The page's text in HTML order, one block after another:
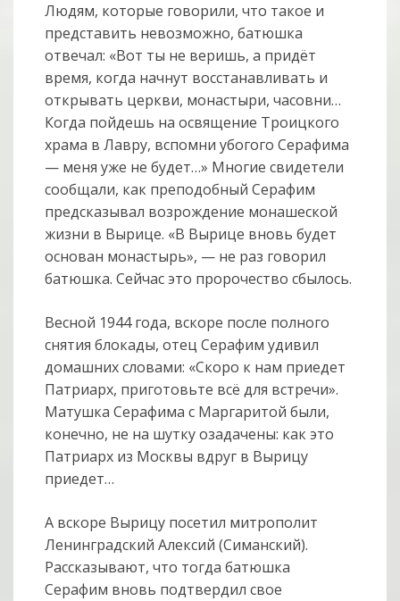
Людям, которые говорили, что такое и
представить невозможно, батюшка
отвечал: «Вот ты не веришь, а придёт
время, когда начнут восстанавливать и
открывать церкви, монастыри, часовни…
Когда пойдешь на освящение Троицкого
храма в Лавру, вспомни убогого Серафима
— меня уже не будет…» Многие свидетели
сообщали, как преподобный Серафим
предсказывал возрождение монашеской
жизни в Вырице. «В Вырице вновь будет
основан монастырь», — не раз говорил
батюшка. Сейчас это пророчество сбылось.
Весной 1944 года, вскоре после полного
снятия блокады, отец Серафим удивил
домашних словами: «Скоро к нам приедет
Патриарх, приготовьте всё для встречи».
Матушка Серафима с Маргаритой были,
конечно, не на шутку озадачены: как это
Патриарх из Москвы вдруг в Вырицу
приедет…
А вскоре Вырицу посетил митрополит
Ленинградский Алексий (Симанский).
Рассказывают, что тогда батюшка
Серафим вновь подтвердил свое